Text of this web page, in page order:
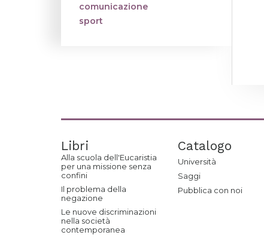
comunicazione
sport
Libri
Alla scuola dell'Eucaristia
per una missione senza
confini
Il problema della
negazione
Le nuove discriminazioni
nella società
contemporanea
Catalogo
Università
Saggi
Pubblica con noi